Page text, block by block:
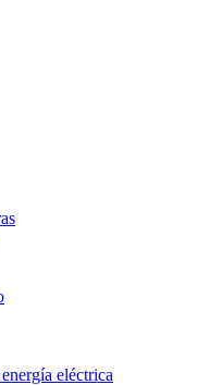
eléctrica